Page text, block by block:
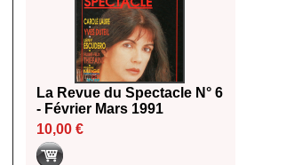
La Revue du Spectacle N° 6
- Février Mars 1991
10,00 €